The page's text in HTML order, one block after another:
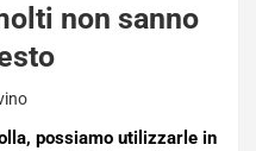
non sanno
possiamo utilizzarle in